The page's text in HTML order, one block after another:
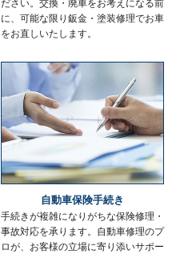
に、可能な限り鈑金・塗装修理でお車
をお直しいたします。
自動車保険手続き
手続きが複雑になりがちな保険修理・
事故対応を承ります。自動車修理のプ
ロが、お客様の立場に寄り添いサポー